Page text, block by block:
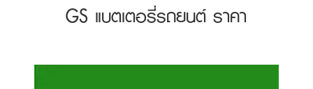
GS แบตเตอรี่รถยนต์ ราคา